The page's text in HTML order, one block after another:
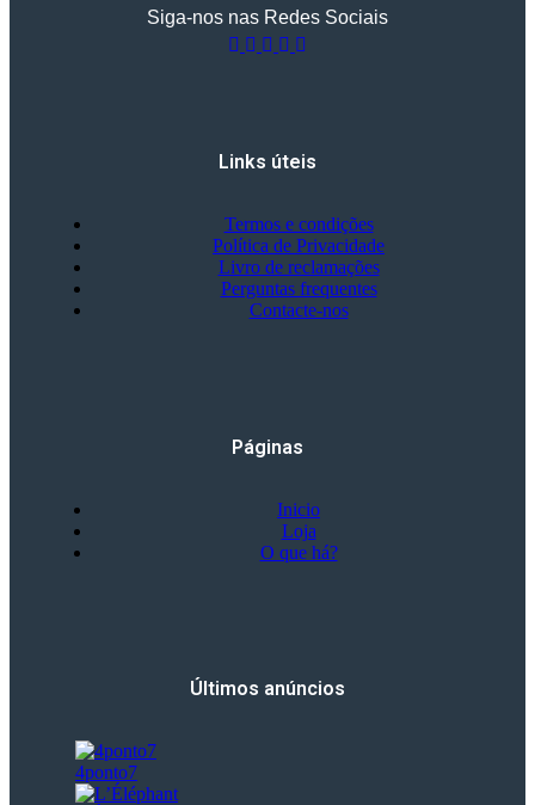
Siga-nos nas Redes Sociais
Links úteis
Termos e condições
Política de Privacidade
Livro de reclamações
Perguntas frequentes
Contacte-nos
Páginas
Inicio
Loja
O que há?
Últimos anúncios
4ponto7